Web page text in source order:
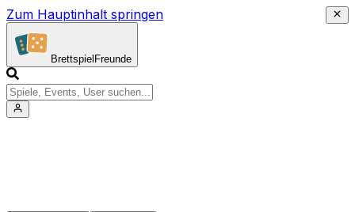
Zum Hauptinhalt springen
Brettspiel Freunde